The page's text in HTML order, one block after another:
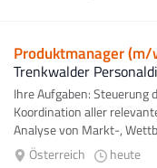
Produktmanager
Trenkwalder
Ihre Aufgaben:
Koordination aller
Analyse von Markt-,
Ableitung...
Österreich heute